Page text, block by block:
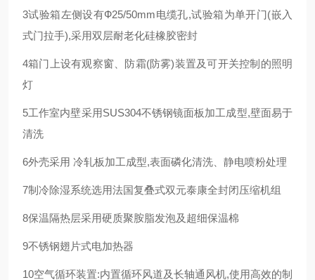
3试验箱左侧设有Ф25/50mm电缆孔,试验箱为单开门(嵌入
式门拉手),采用双层耐老化硅橡胶密封
4箱门上设有观察窗、防霜(防雾)装置及可开关控制的照明
灯
5工作室内壁采用SUS304不锈钢镜面板加工成型,壁面易于
清洗
6外壳采用 冷轧板加工成型,表面磷化清洗、静电喷粉处理
7制冷除湿系统选用法国复叠式双元泰康全封闭压缩机组
8保温隔热层采用硬质聚胺脂发泡及超细保温棉
9不锈钢翅片式电加热器
10空气循环装置:内置循环风道及长轴通风机,使用高效的制